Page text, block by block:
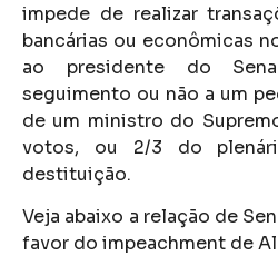
impede de realizar
bancárias ou econômicas
ao presidente do
seguimento ou não a um
de um ministro do
votos, ou 2/3 do
destituição.
Veja abaixo a relação de
favor do impeachment de